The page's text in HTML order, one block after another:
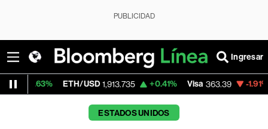
PUBLICIDAD
Ingresar
ETH/USD 1,913.735 +0.41% Visa 363.39 -1.91%
ESTADOS UNIDOS